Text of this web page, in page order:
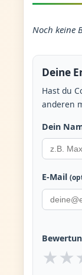
Noch keine
Deine
Hast du
anderen
Dein
E-Mail
★ ★